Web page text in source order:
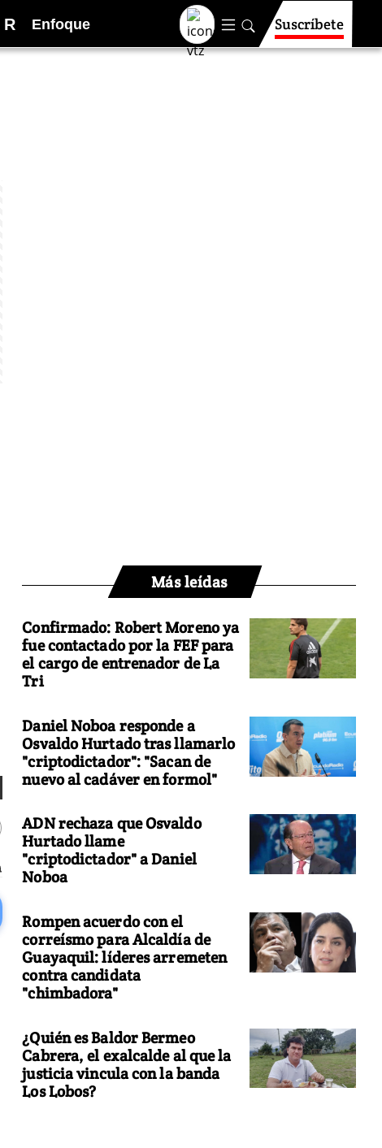
R Enfoque Suscríbete
Más leídas
Confirmado: Robert Moreno ya
fue contactado por la FEF para
el cargo de entrenador de La
Tri
Daniel Noboa responde a
Osvaldo Hurtado tras llamarlo
"criptodictador": "Sacan de
nuevo al cadáver en formol"
ADN rechaza que Osvaldo
Hurtado llame
"criptodictador" a Daniel
Noboa
Rompen acuerdo con el
correísmo para Alcaldía de
Guayaquil: líderes arremeten
contra candidata
"chimbadora"
¿Quién es Baldor Bermeo
Cabrera, el exalcalde al que la
justicia vincula con la banda
Los Lobos?